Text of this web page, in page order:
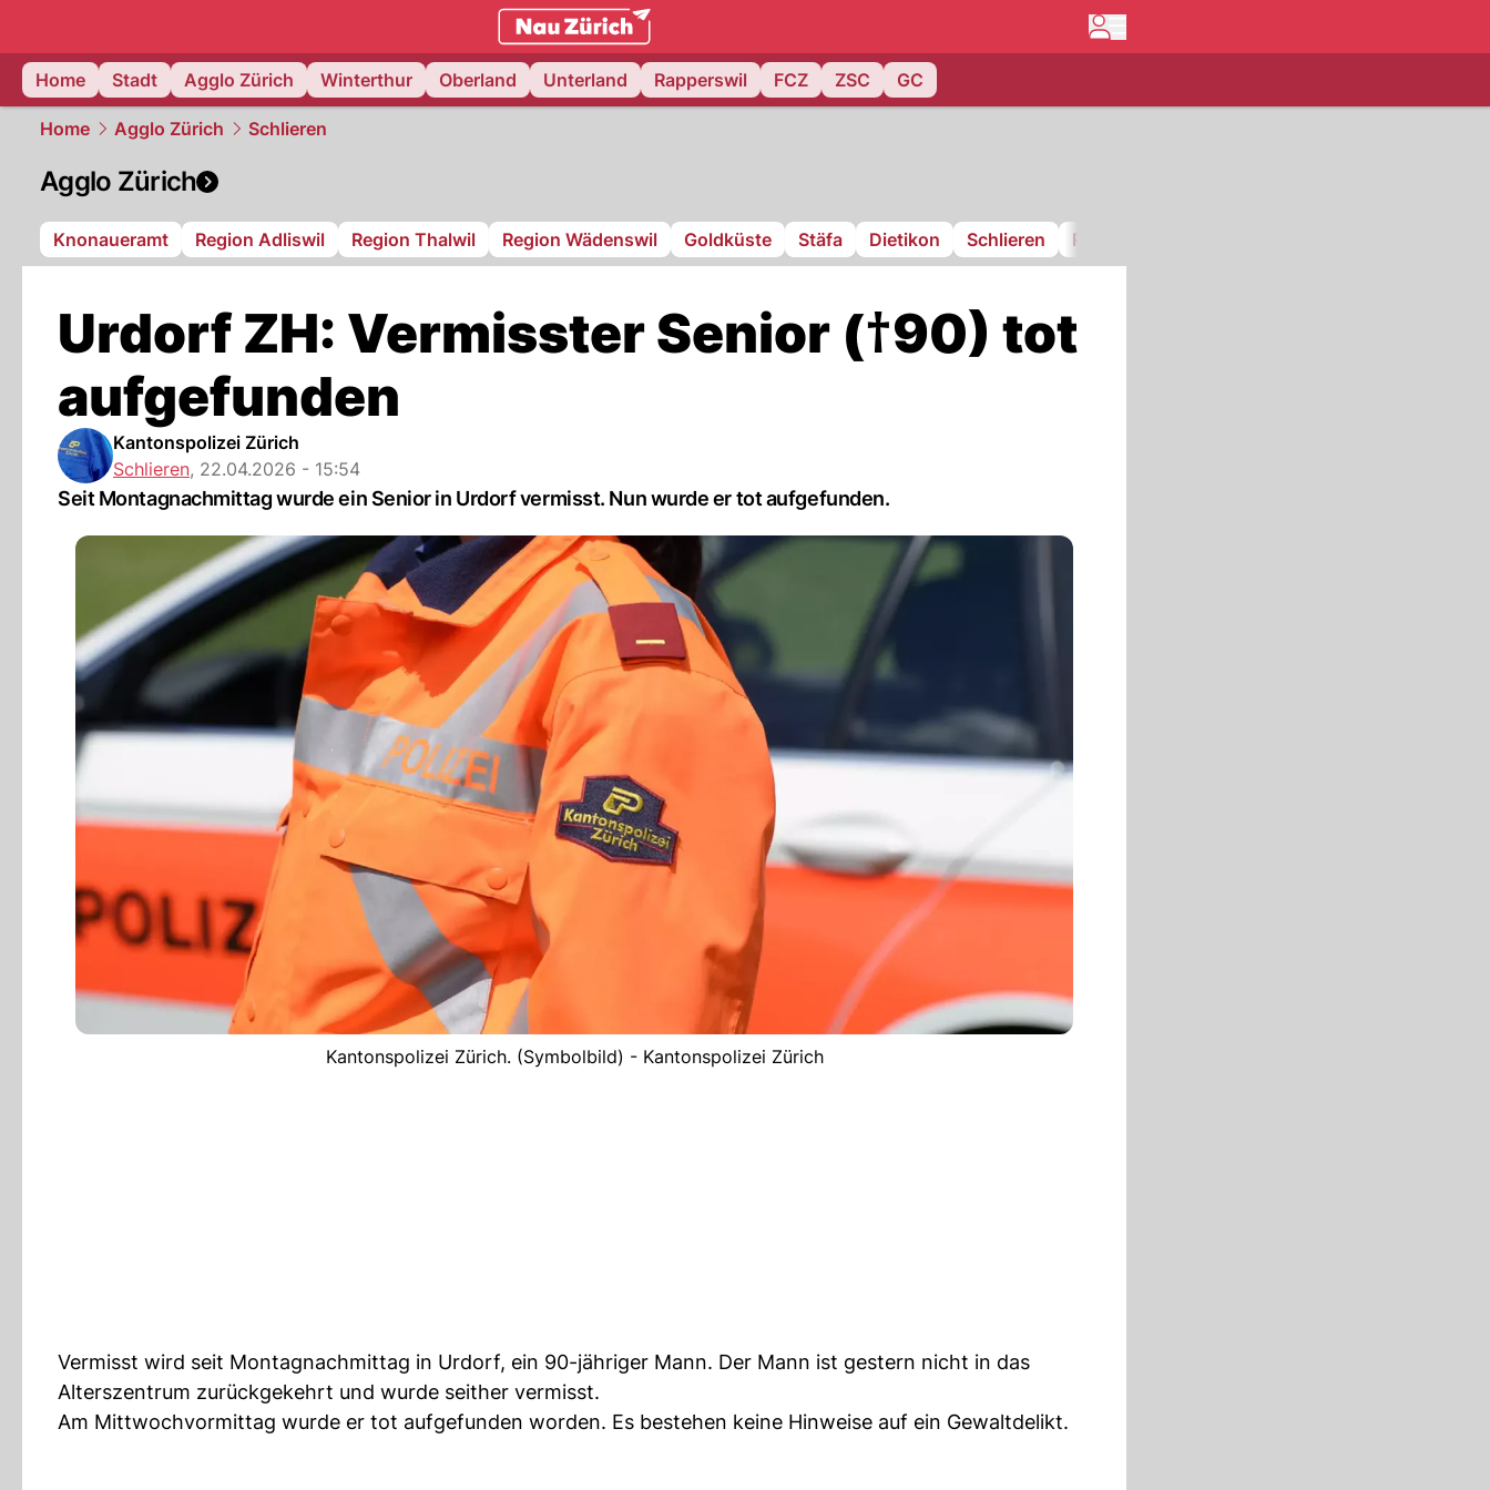
zurich.NAU.ch
Home
Stadt Agglo Zürich Winterthur Oberland Unterland Rapperswil FCZ ZSC GC
Home Agglo Zürich Schlieren
Agglo Zürich
Knonaueramt Region Adliswil Region Thalwil Region Wädenswil Goldküste Stäfa Dietikon Schlieren Pfnüselküste
Urdorf ZH: Vermisster Senior (†90) tot
aufgefunden
Kantonspolizei Zürich
Schlieren, 22.04.2026 - 15:54
Seit Montagnachmittag wurde ein Senior in Urdorf vermisst. Nun wurde er tot aufgefunden.
Kantonspolizei Zürich. (Symbolbild) - Kantonspolizei Zürich
Vermisst wird seit Montagnachmittag in Urdorf, ein 90-jähriger Mann. Der Mann ist gestern nicht in das
Alterszentrum zurückgekehrt und wurde seither vermisst.
Am Mittwochvormittag wurde er tot aufgefunden worden. Es bestehen keine Hinweise auf ein Gewaltdelikt.